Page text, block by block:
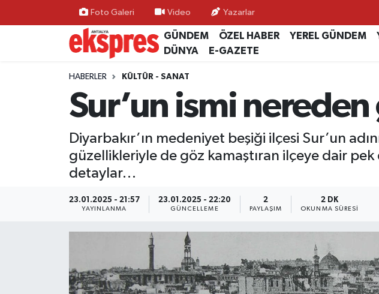
Foto Galeri Video Yazarlar
GÜNDEM ÖZEL HABER YEREL GÜNDEM
DÜNYA
E-GAZETE
HABERLER KÜLTÜR - SANAT
Sur’un ismi
Diyarbakır’ın medeniyet beşiği ilçesi Sur’un
güzellikleriyle de göz kamaştıran ilçeye dair pek
detaylar…
23.01.2025 - 21:57
YAYINLANMA
23.01.2025 - 22:20
GÜNCELLEME
2
PAYLAŞIM
2 DK
OKUNMA SÜRESI
ÖZEL HABER
GÜNDEM
YEREL GÜNDEM
EKONOMİ
KÜLTÜR - SANAT
Nöbetçi Eczaneler
Hava Durumu
Trafik Durumu
Süper Lig Puan Durumu ve Fikstür
Tüm Manşetler
Son Dakika Haberleri